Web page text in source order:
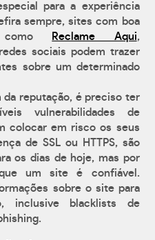
para a experiência
sempre, sites com boa
como
Reclame Aqui,
sociais podem trazer
sobre um determinado
da reputação, é preciso ter
vulnerabilidades de
colocar em risco os seus
de SSL ou HTTPS, são
os dias de hoje, mas por
um site é confiável.
sobre o site para
inclusive blacklists de